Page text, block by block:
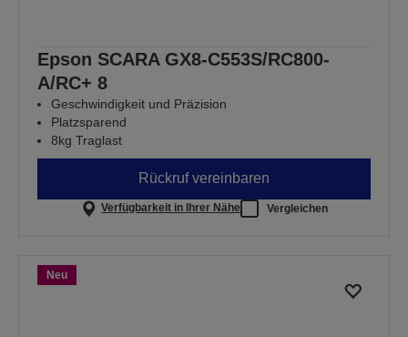
Epson SCARA GX8-C553S/RC800-
A/RC+ 8
Geschwindigkeit und Präzision
Platzsparend
8kg Traglast
Rückruf vereinbaren
Verfügbarkeit in Ihrer Nähe Vergleichen
Neu